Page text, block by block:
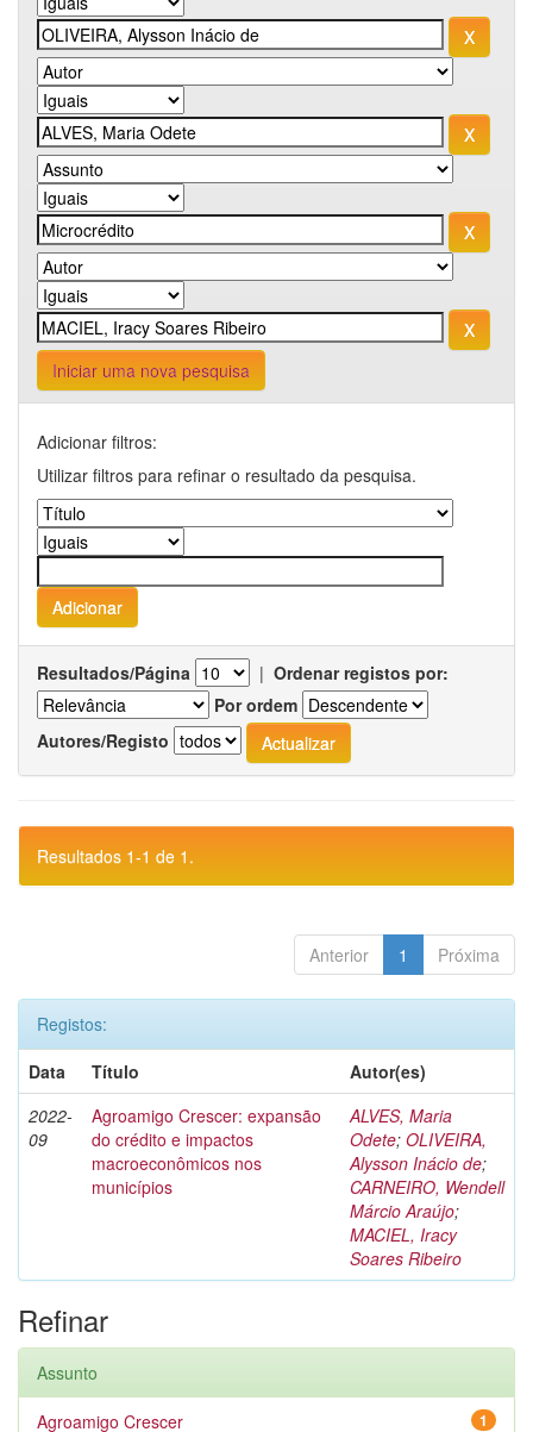
Iniciar uma nova pesquisa
Adicionar filtros:
Utilizar filtros para refinar o resultado da pesquisa.
Resultados/Página | Ordenar registos por:
Por ordem
Autores/Registo
Resultados 1-1 de 1.
Anterior 1 Próxima
Registos:
Data
Título
Autor(es)
2022-
09
Agroamigo Crescer: expansão
do crédito e impactos
macroeconômicos nos
municípios
ALVES, Maria
Odete; OLIVEIRA,
Alysson Inácio de;
CARNEIRO, Wendell
Márcio Araújo;
MACIEL, Iracy
Soares Ribeiro
Refinar
Assunto
1
Agroamigo Crescer